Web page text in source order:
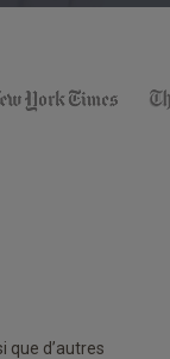
que d’autres